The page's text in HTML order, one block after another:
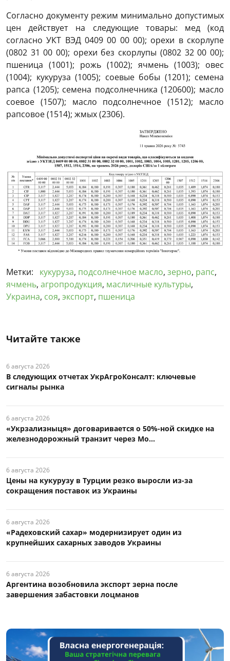
Согласно документу режим минимально допустимых
цен действует на следующие товары: мед (код
согласно УКТ ВЭД 0409 00 00 00); орехи в скорлупе
(0802 31 00 00); орехи без скорлупы (0802 32 00 00);
пшеница (1001); рожь (1002); ячмень (1003); овес
(1004); кукуруза (1005); соевые бобы (1201); семена
рапса (1205); семена подсолнечника (120600); масло
соевое (1507); масло подсолнечное (1512); масло
рапсовое (1514); жмых (2306).
Метки: кукуруза, подсолнечное масло, зерно, рапс,
ячмень, агропродукция, масличные культуры,
Украина, соя, экспорт, пшеница
Читайте также
6 августа 2026
В следующих отчетах УкрАгроКонсалт: ключевые
сигналы рынка
6 августа 2026
«Укрзализныця» договаривается о 50%-ной скидке на
железнодорожный транзит через Мо...
6 августа 2026
Цены на кукурузу в Турции резко выросли из-за
сокращения поставок из Украины
6 августа 2026
«Радеховский сахар» модернизирует один из
крупнейших сахарных заводов Украины
6 августа 2026
Аргентина возобновила экспорт зерна после
завершения забастовки лоцманов